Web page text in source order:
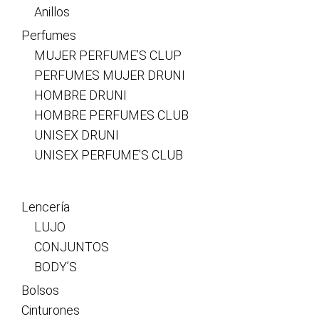
Anillos
Perfumes
MUJER PERFUME’S CLUP
PERFUMES MUJER DRUNI
HOMBRE DRUNI
HOMBRE PERFUMES CLUB
UNISEX DRUNI
UNISEX PERFUME’S CLUB
Lencería
LUJO
CONJUNTOS
BODY’S
Bolsos
Cinturones